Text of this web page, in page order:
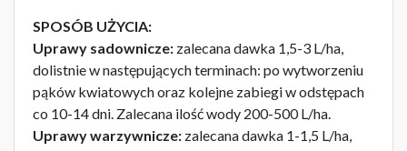
SPOSÓB UŻYCIA:
Uprawy sadownicze: zalecana dawka 1,5-3 L/ha,
dolistnie w następujących terminach: po wytworzeniu
pąków kwiatowych oraz kolejne zabiegi w odstępach
co 10-14 dni. Zalecana ilość wody 200-500 L/ha.
Uprawy warzywnicze: zalecana dawka 1-1,5 L/ha,